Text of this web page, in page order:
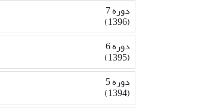
دوره 7
(1396)
دوره 6
(1395)
دوره 5
(1394)